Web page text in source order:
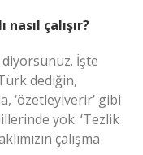
çalışır?
diyorsunuz. İşte
dediğin,
‘özetleyiverir’ gibi
yok. ‘Tezlik
çalışma